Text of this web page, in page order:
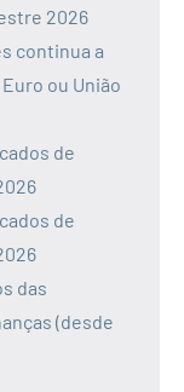
2026
continua a
ou União
de
de
das
(desde